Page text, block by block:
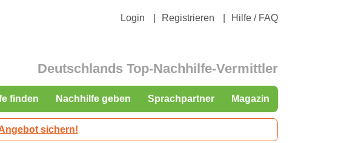
Login Registrieren Hilfe / FAQ
Deutschlands Top-Nachhilfe-Vermittler
finden Nachhilfe geben Sprachpartner Magazin
sichern!